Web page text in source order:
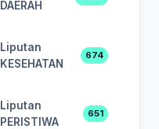
DAERAH
Liputan
KESEHATAN
674
Liputan
PERISTIWA
651